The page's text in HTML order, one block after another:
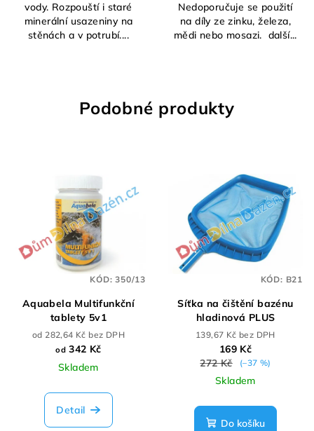
vody. Rozpouští i staré
minerální usazeniny na
stěnách a v potrubí....
Nedoporučuje se použití
na díly ze zinku, železa,
mědi nebo mosazi. další...
Podobné produkty
Aquabela Multifunkční
tablety 5v1
od 282,64 Kč bez DPH
od 342 Kč
Skladem
Detail
KÓD:350/13
Síťka na čištění bazénu
hladinová PLUS
139,67 Kč bez DPH
169 Kč
272 Kč
(–37 %)
Skladem
Do košíku
KÓD: B21